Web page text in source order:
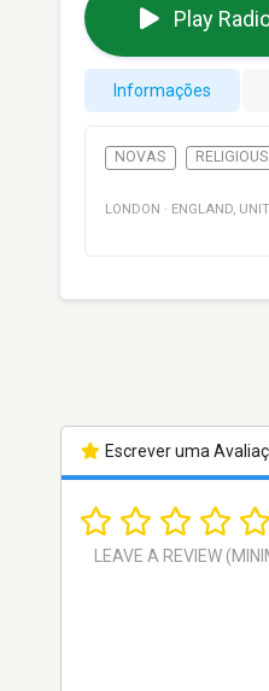
Play
Informações
NOVAS RELIGIOUS
LONDON · ENGLAND,
Escrever uma